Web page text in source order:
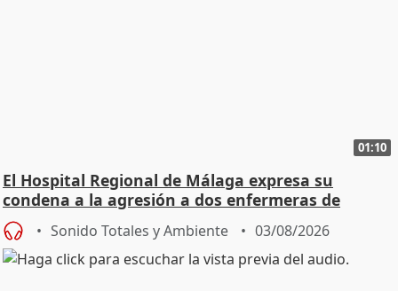
01:10
El Hospital Regional de Málaga expresa su
condena a la agresión a dos enfermeras de
Urgencias
Sonido Totales y Ambiente 03/08/2026